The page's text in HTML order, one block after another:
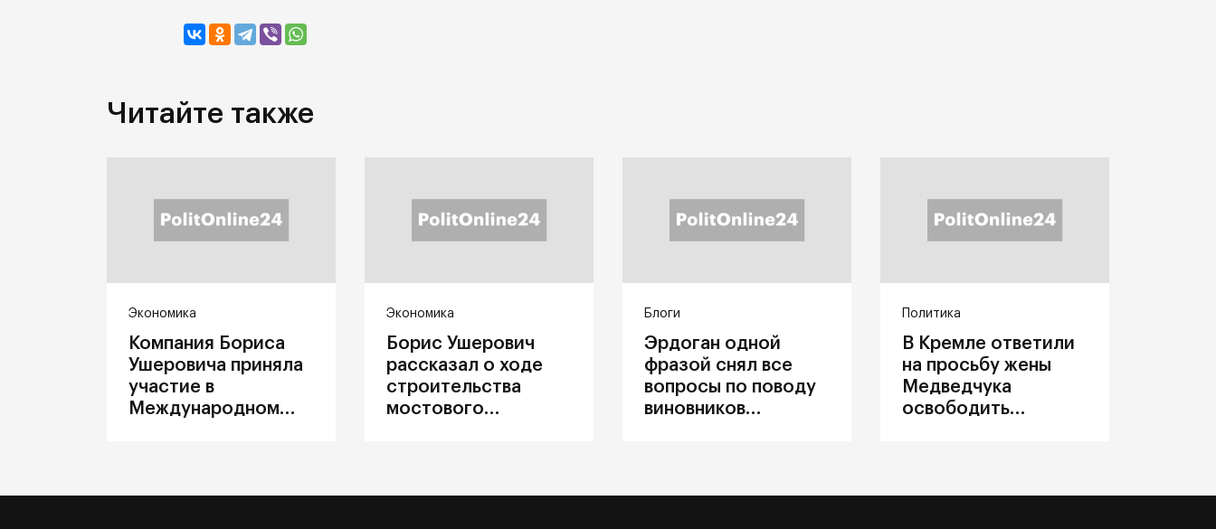
Читайте также
Экономика
Компания Бориса
Ушеровича приняла
участие в
Международном
Экономика
Борис Ушерович
рассказал о ходе
строительства
мостового
Блоги
Эрдоган одной
фразой снял все
вопросы по поводу
виновников
Политика
В Кремле ответили
на просьбу жены
Медведчука
освободить